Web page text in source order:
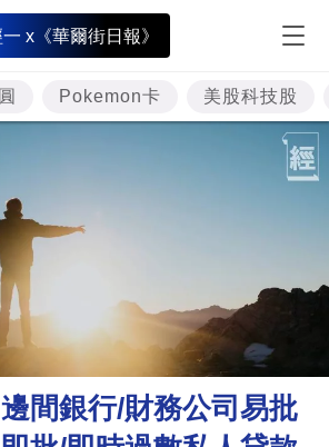
x《華爾街日報》
Pokemon卡 美股科技股
間銀行/財務公司易批